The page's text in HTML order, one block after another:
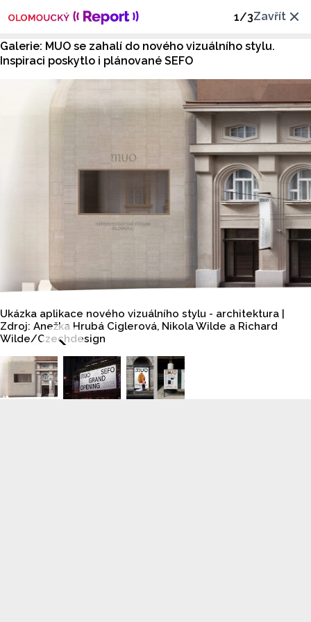
1/3Zavřít
Galerie: MUO se zahalí do nového vizuálního stylu.
Inspiraci poskytlo i plánované SEFO
Ukázka aplikace nového vizuálního stylu - architektura |
Zdroj: Anežka Hrubá Ciglerová, Nikola Wilde a Richard
Wilde/Czechdesign